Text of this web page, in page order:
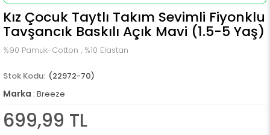
Kız Çocuk Taytlı Takım Sevimli Fiyonklu
Tavşancık Baskılı Açık Mavi (1.5-5 Yaş)
%90 Pamuk-Cotton , %10 Elastan
(22972-70)
Marka : Breeze
699,99 TL